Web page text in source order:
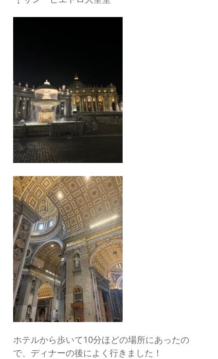
ホテルから歩いて10分ほどの場所にあったの
で、ディナーの後によく行きました！